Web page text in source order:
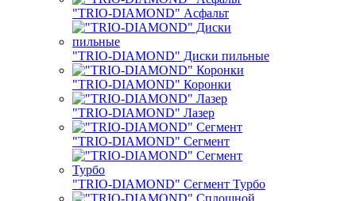
"TRIO-DIAMOND" Асфальт
"TRIO-DIAMOND" Диски пильные
"TRIO-DIAMOND" Коронки
"TRIO-DIAMOND" Лазер
"TRIO-DIAMOND" Сегмент
"TRIO-DIAMOND" Сегмент Турбо